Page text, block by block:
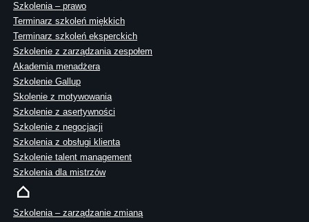
Szkolenia – prawo
Terminarz szkoleń miękkich
Terminarz szkoleń eksperckich
Szkolenie z zarządzania zespołem
Akademia menadżera
Szkolenie Gallup
Skolenie z motywowania
Szkolenie z asertywności
Szkolenie z negocjacji
Szkolenia z obsługi klienta
Szkolenie talent management
Szkolenia dla mistrzów
Szkolenia – zarządzanie zmianą